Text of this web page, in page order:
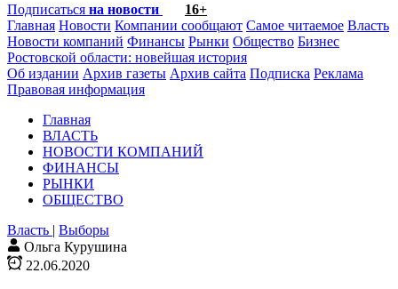
Подписаться на новости
16+
Главная Новости Компании сообщают Самое читаемое Власть
Новости компаний Финансы Рынки Общество Бизнес
Ростовской области: новейшая история
Об издании Архив газеты Архив сайта Подписка Реклама
Правовая информация
Главная
ВЛАСТЬ
НОВОСТИ КОМПАНИЙ
ФИНАНСЫ
РЫНКИ
ОБЩЕСТВО
Власть | Выборы
Ольга Курушина
22.06.2020